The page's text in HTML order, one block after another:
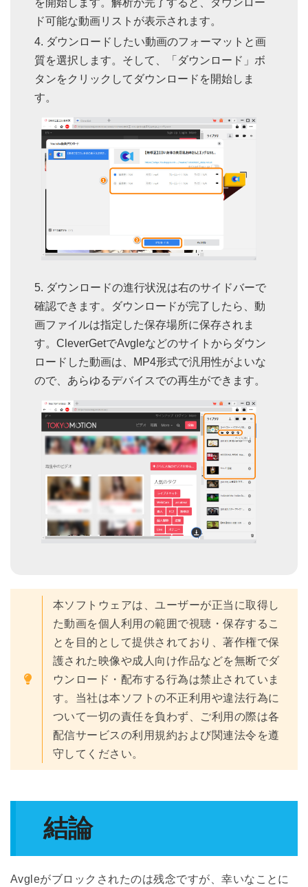
を開始します。解析が完了すると、ダウンロー
ド可能な動画リストが表示されます。
ダウンロードしたい動画のフォーマットと画
質を選択します。そして、「ダウンロード」ボ
タンをクリックしてダウンロードを開始しま
す。
ダウンロードの進行状況は右のサイドバーで
確認できます。ダウンロードが完了したら、動
画ファイルは指定した保存場所に保存されま
す。CleverGetでAvgleなどのサイトからダウン
ロードした動画は、MP4形式で汎用性がよいな
ので、あらゆるデバイスでの再生ができます。
本ソフトウェアは、ユーザーが正当に取得し
た動画を個人利用の範囲で視聴・保存するこ
とを目的として提供されており、著作権で保
護された映像や成人向け作品などを無断でダ
ウンロード・配布する行為は禁止されていま
す。当社は本ソフトの不正利用や違法行為に
ついて一切の責任を負わず、ご利用の際は各
配信サービスの利用規約および関連法令を遵
守してください。
結論
Avgleがブロックされたのは残念ですが、幸いなことに